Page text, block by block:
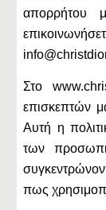
απορρήτου
Στο
επισκεπτών
Αυτή η
των
πως